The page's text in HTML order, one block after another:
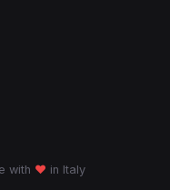
with ♥ in Italy